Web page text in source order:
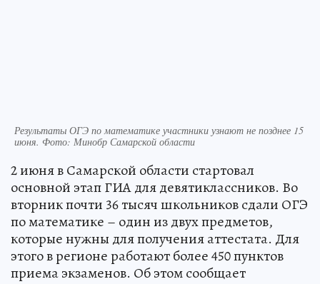
Результаты ОГЭ по математике участники узнают не позднее 15
июня. Фото: Минобр Самарской области
2 июня в Самарской области стартовал
основной этап ГИА для девятиклассников. Во
вторник почти 36 тысяч школьников сдали ОГЭ
по математике – один из двух предметов,
которые нужны для получения аттестата. Для
этого в регионе работают более 450 пунктов
приема экзаменов. Об этом сообщает